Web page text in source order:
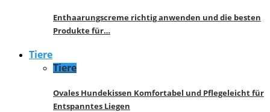
Enthaarungscreme richtig anwenden und die besten
Produkte für…
Tiere
Tiere
Ovales Hundekissen Komfortabel und Pflegeleicht für
Entspanntes Liegen